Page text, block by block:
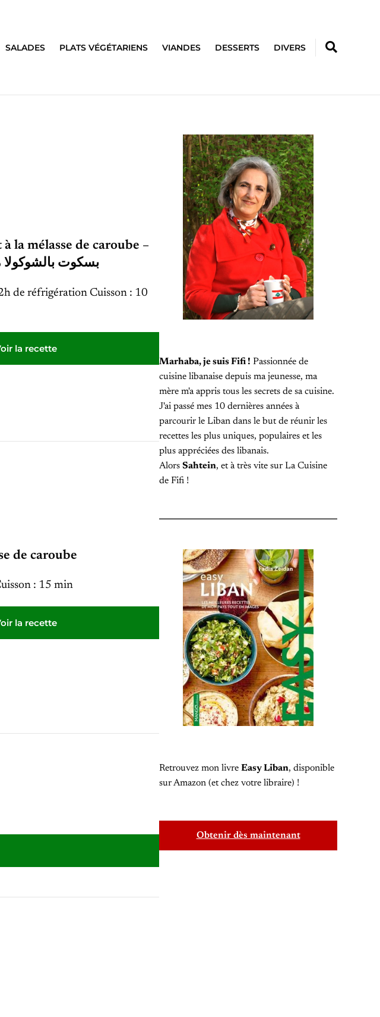
SALADES PLATS VÉGÉTARIENS VIANDES DESSERTS DIVERS
la mélasse de caroube –
بسكوت
de réfrigération Cuisson : 10
la recette
de caroube
: 15 min
la recette
Marhaba, je suis Fifi ! Passionnée de
cuisine libanaise depuis ma jeunesse, ma
mère m'a appris tous les secrets de sa cuisine.
J'ai passé mes 10 dernières années à
parcourir le Liban dans le but de réunir les
recettes les plus uniques, populaires et les
plus appréciées des libanais.
Alors Sahtein, et à très vite sur La Cuisine
de Fifi !
Retrouvez mon livre Easy Liban, disponible
sur Amazon (et chez votre libraire) !
Obtenir dès maintenant